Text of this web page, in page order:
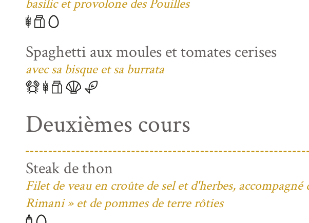
basilic et provolone des Pouilles
Spaghetti aux moules et tomates cerises
avec sa bisque et sa burrata
Deuxièmes cours
Steak de thon
Filet de veau en croûte de sel et d'herbes,
Rimani » et de pommes de terre rôties